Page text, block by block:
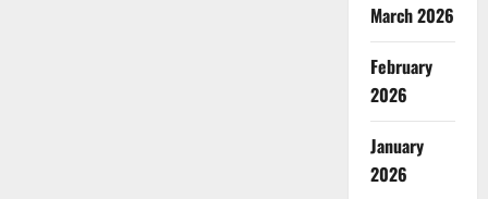
March 2026
February
2026
January
2026